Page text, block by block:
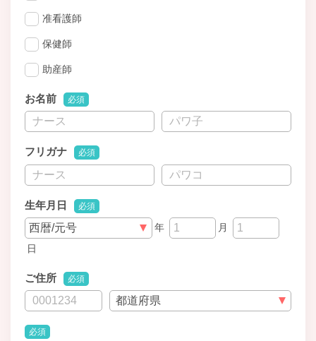
准看護師
保健師
助産師
お名前 必須
フリガナ 必須
生年月日 必須
年
月
日
ご住所 必須
必須